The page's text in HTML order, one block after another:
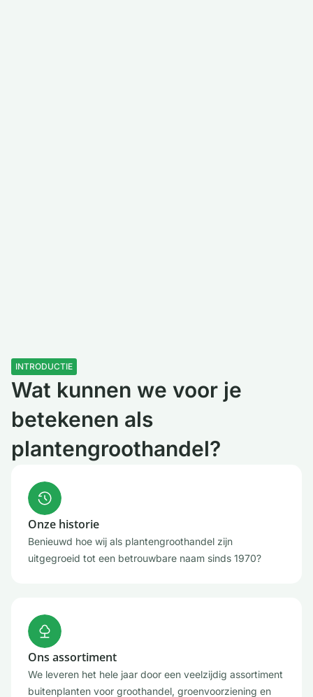
INTRODUCTIE
Wat kunnen we voor je
betekenen als
plantengroothandel?
Onze historie
Benieuwd hoe wij als plantengroothandel zijn
uitgegroeid tot een betrouwbare naam sinds 1970?
Ons assortiment
We leveren het hele jaar door een veelzijdig assortiment
buitenplanten voor groothandel, groenvoorziening en